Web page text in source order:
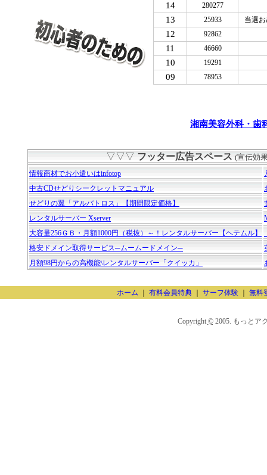
14 280277
13 25933 当選
12 92862
11 46660
10 19291
09 78953
湘南美容外科・歯
▽▽▽ フッター広告スペース (宣伝効
情報商材でお小遣いはinfotop
中古CDせどりシークレットマニュアル
せどりの翼「アルバトロス」【期間限定価格】
レンタルサーバー Xserver
大容量256ＧＢ・月額1000円（税抜）～！レンタルサーバー【ヘテムル】
格安ドメイン取得サービス─ムームードメイン─
月額98円からの高機能\レンタルサーバー「クイッカ」
ホーム 有料会員特典 サーフ体験 無料
Copyright ©2005. もっとア